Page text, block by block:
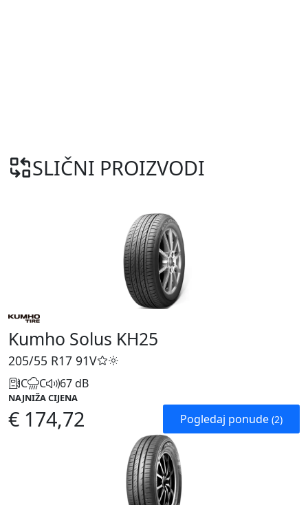
SLIČNI PROIZVODI
Kumho Solus KH25
205/55 R17 91V
C C 67 dB
NAJNIŽA CIJENA
€ 174,72 Pogledaj ponude (2)